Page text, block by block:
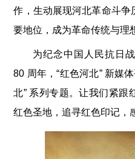
作，生动展现河北革命斗
要地位，成为革命传统与理
为纪念中国人民抗日
80 周年，“红色河北” 新媒
北” 系列专题。让我们紧跟
红色圣地，追寻红色印记，